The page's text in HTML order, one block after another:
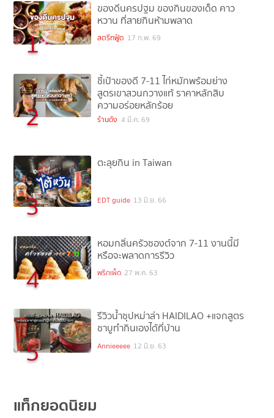
1
ของดีนครปฐม ของกินของเด็ด คาว
หวาน ที่สายกินห้ามพลาด
สตรีทฟู้ด 17 ก.พ. 69
2
ชี้เป้าของดี 7-11 ไก่หมักพร้อมย่าง
สูตรเขาสวนกวางแท้ ราคาหลักสิบ
ความอร่อยหลักร้อย
ร้านดัง 4 มี.ค. 69
3
ตะลุยกิน in Taiwan
EDT guide 13 มิ.ย. 66
4
หอมกลิ่นครัวซองต์จาก 7-11 งานนี้มี
หรือจะพลาดการรีวิว
พริกเผ็ด 27 พ.ค. 63
5
รีวิวน้ำซุปหม่าล่า HAIDILAO +แจกสูตร
ชาบูทำกินเองได้ที่บ้าน
Annieeeee 12 มิ.ย. 63
แท็กยอดนิยม